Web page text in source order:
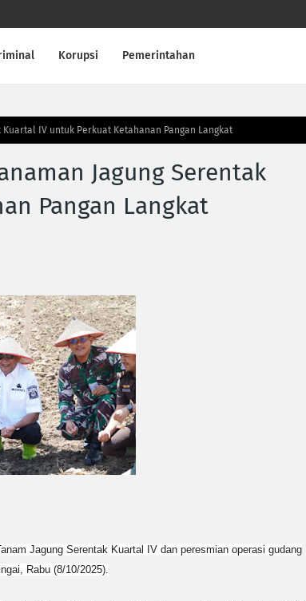
Korupsi Pemerintahan
IV untuk Perkuat Ketahanan Pangan Langkat
Jagung Serentak
Pangan Langkat
Jagung Serentak Kuartal IV dan peresmian operasi gudang
Rabu (8/10/2025).